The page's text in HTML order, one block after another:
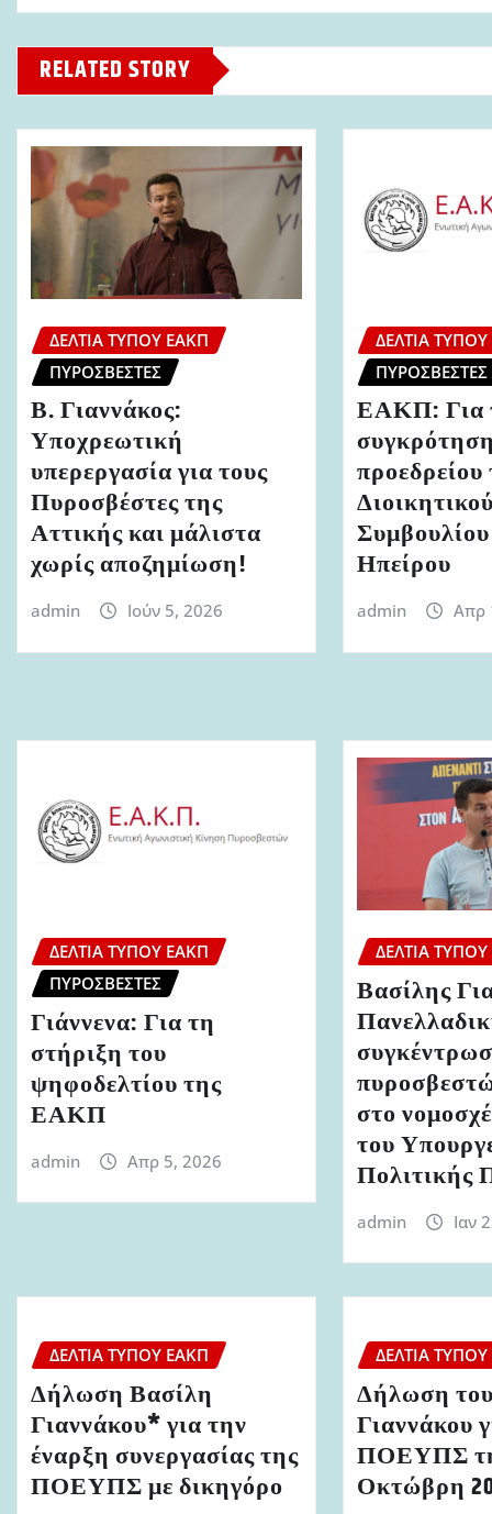
RELATED STORY
ΔΕΛΤΊΑ ΤΎΠΟΥ ΕΑΚΠ
ΠΥΡΟΣΒΈΣΤΕΣ
Β. Γιαννάκος:
Υποχρεωτική
υπερεργασία για τους
Πυροσβέστες της
Αττικής και μάλιστα
χωρίς αποζημίωση!
admin Ιούν 5, 2026
ΔΕΛΤΊΑ
ΠΥΡΟΣΒΈΣΤΕΣ
ΕΑΚΠ: Για
προεδρείου
Διοικητικού
Ηπείρου
admin Απρ
ΔΕΛΤΊΑ ΤΎΠΟΥ ΕΑΚΠ
ΠΥΡΟΣΒΈΣΤΕΣ
Γιάννενα: Για τη
στήριξη του
ψηφοδελτίου της
ΕΑΚΠ
admin Απρ 5, 2026
ΔΕΛΤΊΑ
Βασίλης
στο
του
Πολιτικής
admin Ιαν
ΔΕΛΤΊΑ ΤΎΠΟΥ ΕΑΚΠ
Δήλωση Βασίλη
Γιαννάκου* για την
έναρξη συνεργασίας της
ΠΟΕΥΠΣ με δικηγόρο
ΔΕΛΤΊΑ
Δήλωση
Γιαννάκου
ΠΟΕΥΠΣ
Οκτώβρη